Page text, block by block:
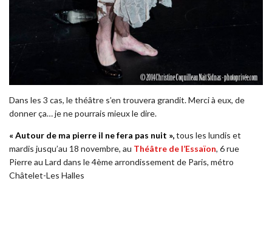
Dans les 3 cas, le théâtre s’en trouvera grandit. Merci à eux, de
donner ça… je ne pourrais mieux le dire.
« Autour de ma pierre il ne fera pas nuit »,tous les lundis et
mardis jusqu’au 18 novembre, au Théâtre de l’Essaïon, 6 rue
Pierre au Lard dans le 4ème arrondissement de Paris, métro
Châtelet-Les Halles